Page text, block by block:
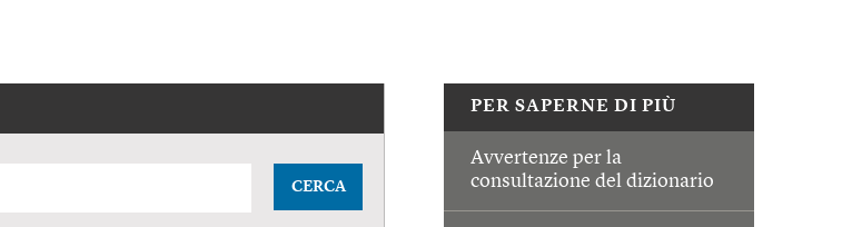
PER SAPERNE DI PIÙ
Avvertenze per la
consultazione del dizionario
CERCA